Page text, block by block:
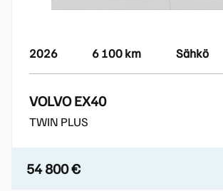
2026 6 100 km Sähkö
VOLVO EX40
TWIN PLUS
54 800 €